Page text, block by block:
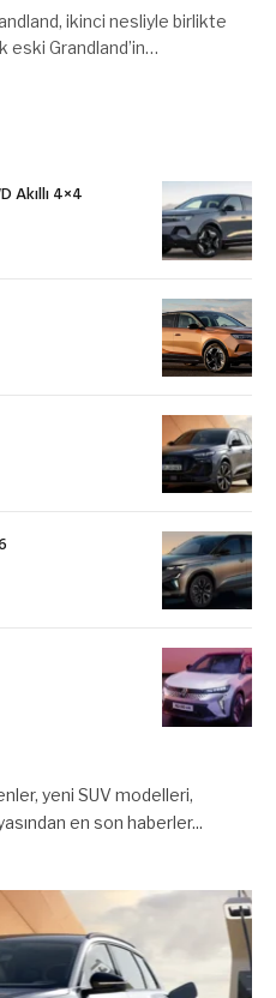
ikinci nesliyle birlikte
eski Grandland’in…
Akıllı 4×4
yeni SUV modelleri,
en son haberler...